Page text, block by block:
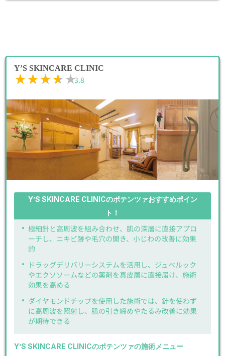
Y’S SKINCARE CLINIC
★★★★★
★★★★★3.8
Y’S SKINCARE CLINICのポテンツァおすすめポイン
ト！
極細針と高周波を組み合わせ、肌の深層に直接アプロ
ーチし、ニキビ跡や毛穴の開き、小じわの改善に効果
的
ドラッグデリバリーシステムを活用し、ジュベルック
やエクソソームなどの薬剤を真皮層に直接届け、施術
効果を高める
ダイヤモンドチップを使用した施術では、針を使わず
に高周波を照射し、肌の引き締めやたるみ改善に効果
が期待できる
Y’S SKINCARE CLINICのポテンツァの施術メニュー